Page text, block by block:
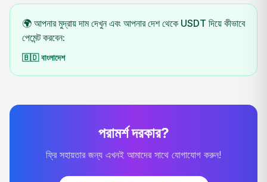
🌍 আপনার মুদ্রায় দাম দেখুন এবং আপনার দেশ থেকে USDT দিয়ে কীভাবে
পেমেন্ট করবেন:
🇧🇩 বাংলাদেশ
পরামর্শ দরকার?
ফ্রি সহায়তার জন্য এখনই আমাদের সাথে যোগাযোগ করুন!